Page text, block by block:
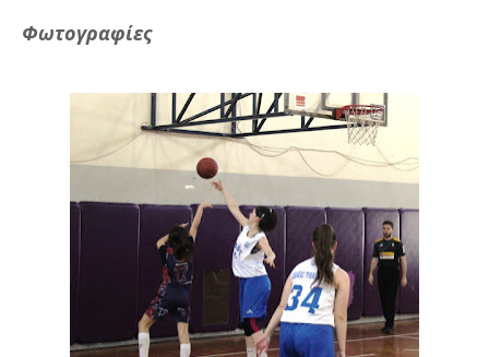
Φωτογραφίες